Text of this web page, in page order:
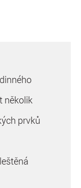
několik
prvků